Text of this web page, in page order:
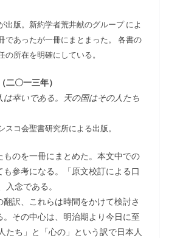
版。新約学者荒井献のグループ によ
であったが一冊にまとまった。 各書の
所在を明確にしている。
二〇一三年）
は幸いである。天の国はその人たち
コ会聖書研究所による出版。
のを一冊にまとめた。本文中での
参考になる。「原文校訂による口
入念である。
訳、これらは時間をかけて検討さ
その中心は、明治期より今日に至
たち」と「心の」という訳で日本人